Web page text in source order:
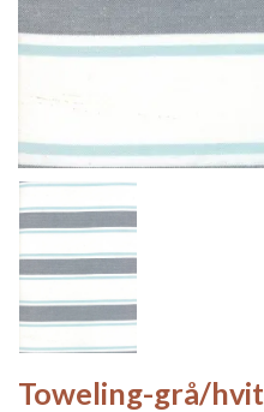
Toweling-grå/